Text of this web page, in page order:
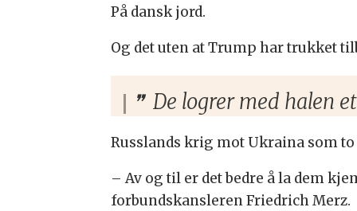
På dansk jord.
Og det uten at Trump har trukket
De logrer med halen
Russlands krig mot Ukraina som
– Av og til er det bedre å la dem
forbundskansleren Friedrich Merz.